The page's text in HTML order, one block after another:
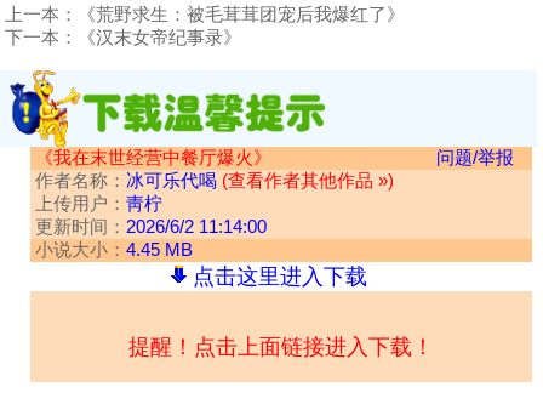
上一本：
《荒野求生：被毛茸茸团宠后我爆红了》
下一本：
《汉末女帝纪事录》
《我在末世经营中餐厅爆火》
问题/举报
作者名称： 冰可乐代喝 (查看作者其他作品 »)
上传用户： 靑柠
更新时间： 2026/6/2 11:14:00
小说大小： 4.45 MB
点击这里进入下载
提醒！点击上面链接进入下载！